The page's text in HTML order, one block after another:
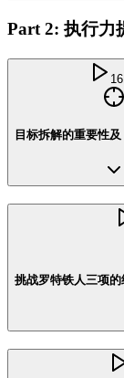
Part 2: 执行力
目标拆解的重要性
挑战罗特铁人三项